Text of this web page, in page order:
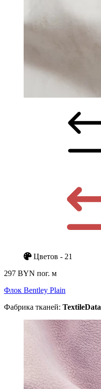
Цветов - 21
297 BYN пог. м
Флок Bentley Plain
Фабрика тканей: TextileData